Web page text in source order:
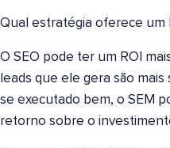
Qual estratégia oferece um
O SEO pode ter um ROI
leads que ele gera são
se executado bem, o SEM
retorno sobre o